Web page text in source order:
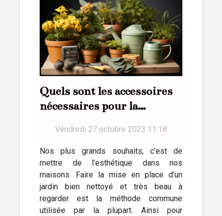
Quels sont les accessoires
nécessaires pour la
Vendredi 27 octobre 2023 11:18
Nos plus grands souhaits, c’est de
mettre de l’esthétique dans nos
maisons. Faire la mise en place d’un
jardin bien nettoyé et très beau à
regarder est la méthode commune
utilisée par la plupart. Ainsi pour